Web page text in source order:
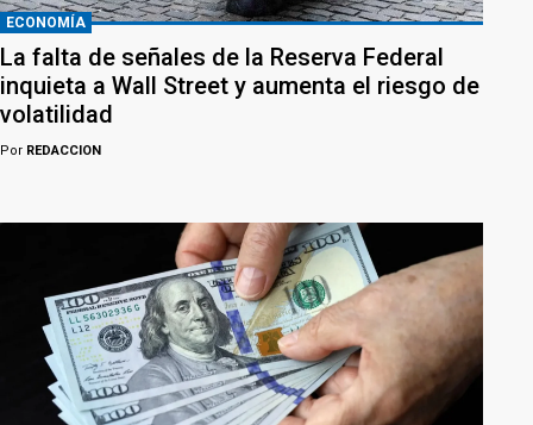
ECONOMÍA
La falta de señales de la Reserva Federal
inquieta a Wall Street y aumenta el riesgo de
volatilidad
Por REDACCION